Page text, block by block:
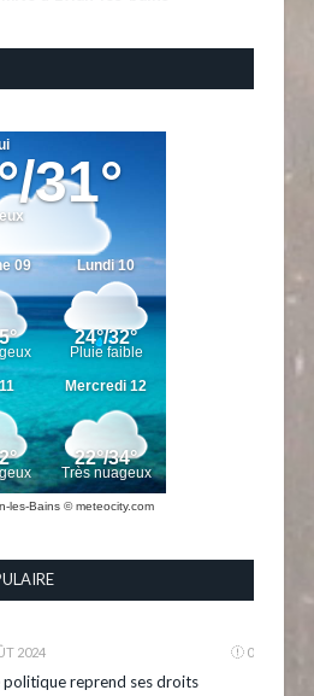
les-Bains © meteocity.com
2024 0
politique reprend ses droits